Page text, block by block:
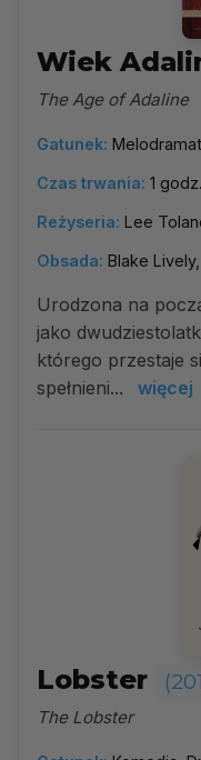
Wiek
The Age of Adaline
Gatunek:
Czas trwania: 1
Reżyseria: Lee
Obsada: Blake
Urodzona na
jako
którego przestaje
spełnieni...
więcej
Lobster
The Lobster